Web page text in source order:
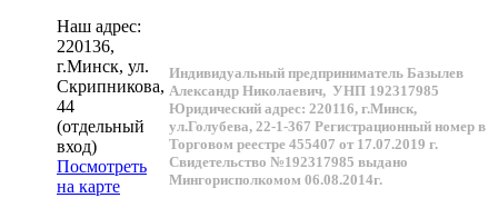
Наш адрес:
220136,
г.Минск, ул.
Скрипникова,
44
(отдельный
вход)
Посмотреть
на карте
Индивидуальный предприниматель Базылев
Александр Николаевич, УНП 192317985
Юридический адрес: 220116, г.Минск,
ул.Голубева, 22-1-367 Регистрационный номер в
Торговом реестре 455407 от 17.07.2019 г.
Свидетельство №192317985 выдано
Мингорисполкомом 06.08.2014г.